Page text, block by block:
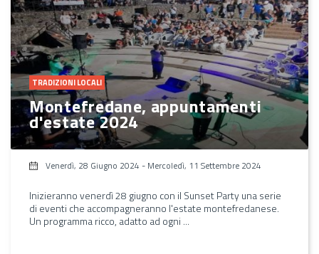
TRADIZIONI LOCALI
Montefredane, appuntamenti
d'estate 2024
Venerdì, 28 Giugno 2024 - Mercoledì, 11 Settembre 2024
Inizieranno venerdì 28 giugno con il Sunset Party una serie
di eventi che accompagneranno l'estate montefredanese.
Un programma ricco, adatto ad ogni ...